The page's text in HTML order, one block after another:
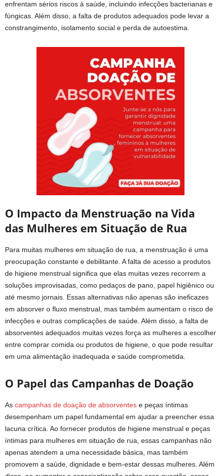
enfrentam sérios riscos à saúde, incluindo infecções bacterianas e
fúngicas. Além disso, a falta de produtos adequados pode levar a
constrangimento, isolamento social e perda de autoestima.
O Impacto da Menstruação na Vida
das Mulheres em Situação de Rua
Para muitas mulheres em situação de rua, a menstruação é uma
preocupação constante e debilitante. A falta de acesso a produtos
de higiene menstrual significa que elas muitas vezes recorrem a
soluções improvisadas, como pedaços de pano, papel higiênico ou
até mesmo jornais. Essas alternativas não apenas são ineficazes
em absorver o fluxo menstrual, mas também aumentam o risco de
infecções e outras complicações de saúde. Além disso, a falta de
absorventes adequados muitas vezes força as mulheres a escolher
entre comprar comida ou produtos de higiene, o que pode resultar
em uma alimentação inadequada e saúde comprometida.
O Papel das Campanhas de Doação
As campanhas de doação de absorventes e peças íntimas
desempenham um papel fundamental em ajudar a preencher essa
lacuna crítica. Ao fornecer produtos de higiene menstrual e peças
íntimas para mulheres em situação de rua, essas campanhas não
apenas atendem a uma necessidade básica, mas também
promovem a saúde, dignidade e bem-estar dessas mulheres. Além